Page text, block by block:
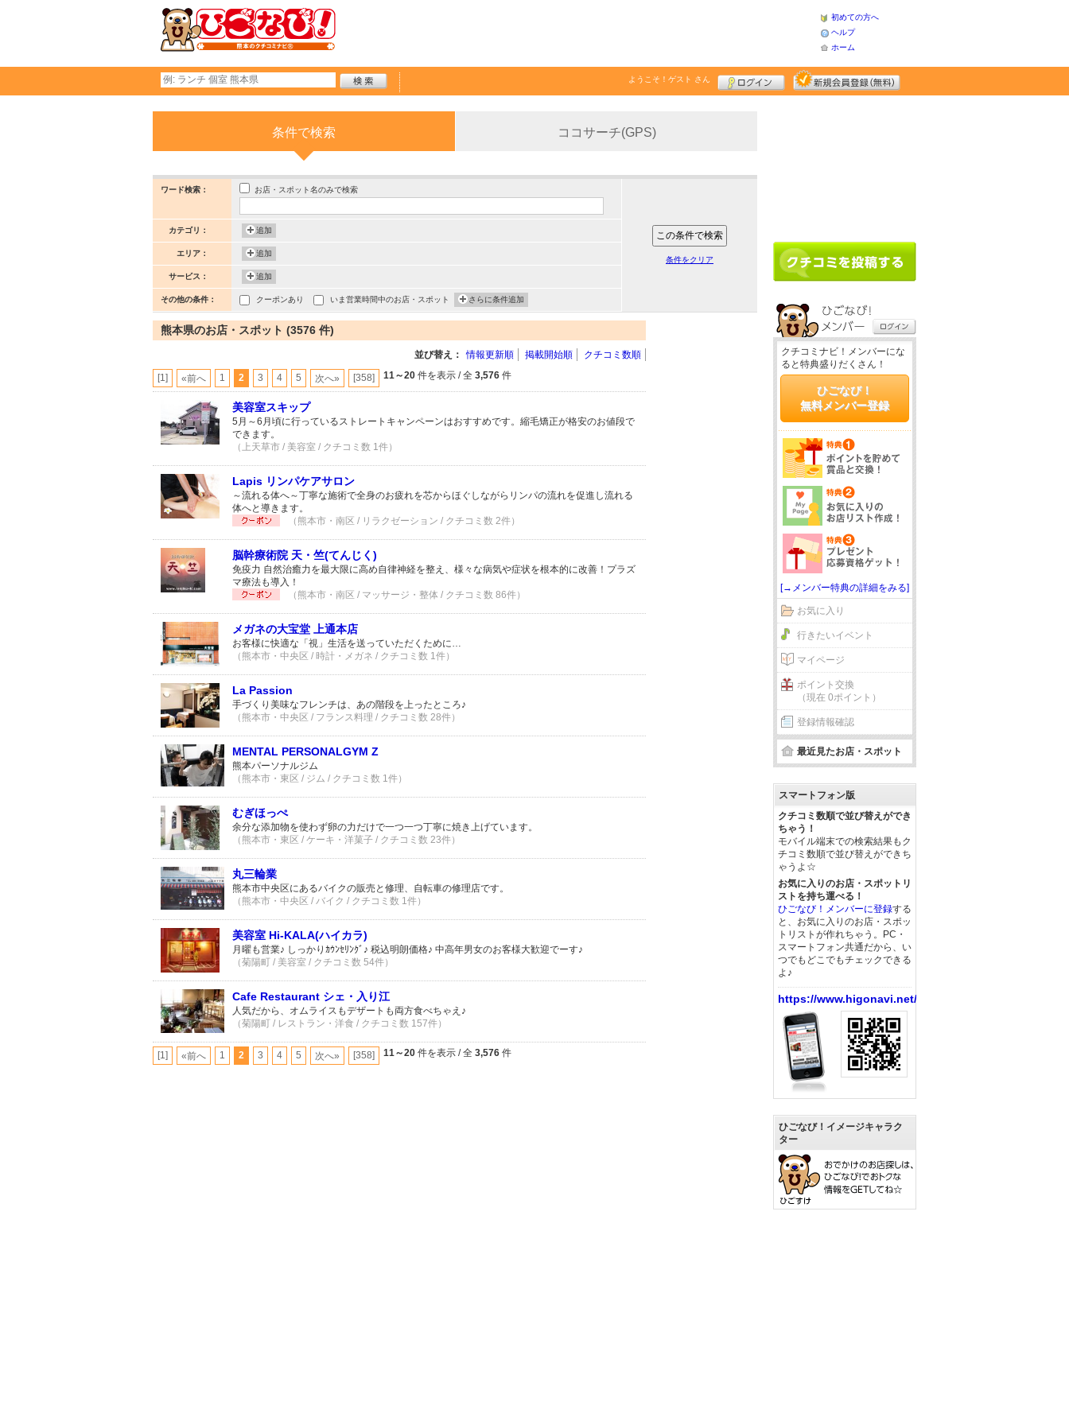
初めての方へ
ヘルプ
ホーム
ようこそ！ ゲスト さん
条件で検索 ココサーチ(GPS)
ワード検索： お店・スポット名のみで検索
カテゴリ： 追加
エリア： 追加
サービス： 追加
その他の条件： クーポンあり いま営業時間中のお店・スポット さらに条件追加
条件をクリア
熊本県のお店・スポット (3576 件)
並び替え： 情報更新順 掲載開始順 クチコミ数順
[1] «前へ 1 2 3 4 5 次へ» [358] 11～20 件を表示 / 全 3,576 件
美容室スキップ
5月～6月頃に行っているストレートキャンペーンはおすすめです。縮毛矯正が格安のお値段で
できます。
（上天草市 / 美容室 / クチコミ数 1件）
Lapis リンパケアサロン
～流れる体へ～丁寧な施術で全身のお疲れを芯からほぐしながらリンパの流れを促進し流れる
体へと導きます。
（熊本市・南区 / リラクゼーション / クチコミ数 2件）
脳幹療術院 天・竺(てんじく)
免疫力 自然治癒力を最大限に高め自律神経を整え、様々な病気や症状を根本的に改善！プラズ
マ療法も導入！
（熊本市・南区 / マッサージ・整体 / クチコミ数 86件）
メガネの大宝堂 上通本店
お客様に快適な「視」生活を送っていただくために…
（熊本市・中央区 / 時計・メガネ / クチコミ数 1件）
La Passion
手づくり美味なフレンチは、あの階段を上ったところ♪
（熊本市・中央区 / フランス料理 / クチコミ数 28件）
MENTAL PERSONALGYM Z
熊本パーソナルジム
（熊本市・東区 / ジム / クチコミ数 1件）
むぎほっぺ
余分な添加物を使わず卵の力だけで一つ一つ丁寧に焼き上げています。
（熊本市・東区 / ケーキ・洋菓子 / クチコミ数 23件）
丸三輪業
熊本市中央区にあるバイクの販売と修理、自転車の修理店です。
（熊本市・中央区 / バイク / クチコミ数 1件）
美容室 Hi-KALA(ハイカラ)
月曜も営業♪ しっかりｶｳﾝｾﾘﾝｸﾞ♪ 税込明朗価格♪ 中高年男女のお客様大歓迎でーす♪
（菊陽町 / 美容室 / クチコミ数 54件）
Cafe Restaurant シェ・入り江
人気だから、オムライスもデザートも両方食べちゃえ♪
（菊陽町 / レストラン・洋食 / クチコミ数 157件）
[1] «前へ 1 2 3 4 5 次へ» [358] 11～20 件を表示 / 全 3,576 件
クチコミナビ！メンバーにな
ると特典盛りだくさん！
ひごなび！
無料メンバー登録
[→メンバー特典の詳細をみる]
お気に入り
行きたいイベント
マイページ
ポイント交換
（現在 0ポイント）
登録情報確認
最近見たお店・スポット
スマートフォン版
クチコミ数順で並び替えができ
ちゃう！
モバイル端末での検索結果もク
チコミ数順で並び替えができち
ゃうよ☆
お気に入りのお店・スポットリ
ストを持ち運べる！
ひごなび！メンバーに登録する
と、お気に入りのお店・スポッ
トリストが作れちゃう。PC・
スマートフォン共通だから、い
つでもどこでもチェックできる
よ♪
https://www.higonavi.net/
ひごなび！イメージキャラク
ター